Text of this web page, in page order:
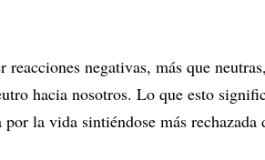
reacciones negativas, más que
hacia nosotros. Lo que esto
la vida sintiéndose más